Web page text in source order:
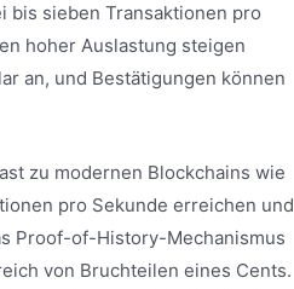
bis sieben Transaktionen pro
hoher Auslastung steigen
an, und Bestätigungen können
zu modernen Blockchains wie
pro Sekunde erreichen und
Proof-of-History-Mechanismus
von Bruchteilen eines Cents.